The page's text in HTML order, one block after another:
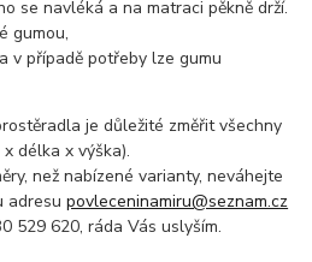
se navléká a na matraci pěkně drží.
gumou,
v případě potřeby lze gumu
je důležité změřit všechny
délka x výška).
než nabízené varianty, neváhejte
adresupovleceninamiru@seznam.cz
529 620, ráda Vás uslyším.